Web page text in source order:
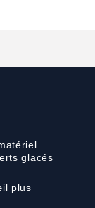
glacés
plus